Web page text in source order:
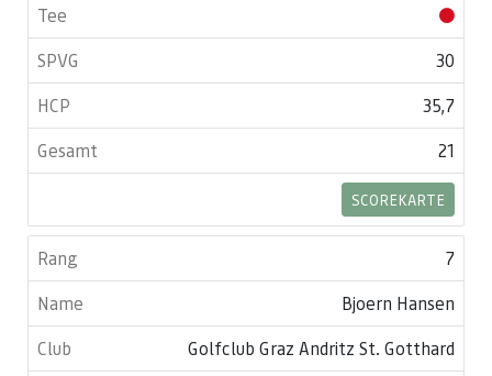
30
35,7
21
SCOREKARTE
7
Bjoern Hansen
Golfclub Graz Andritz St. Gotthard